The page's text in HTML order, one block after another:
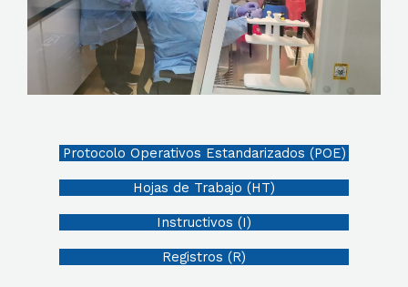
Protocolo Operativos Estandarizados (POE)
Hojas de Trabajo (HT)
Instructivos (I)
Registros (R)